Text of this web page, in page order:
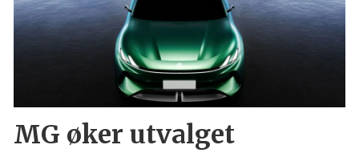
MG øker utvalget